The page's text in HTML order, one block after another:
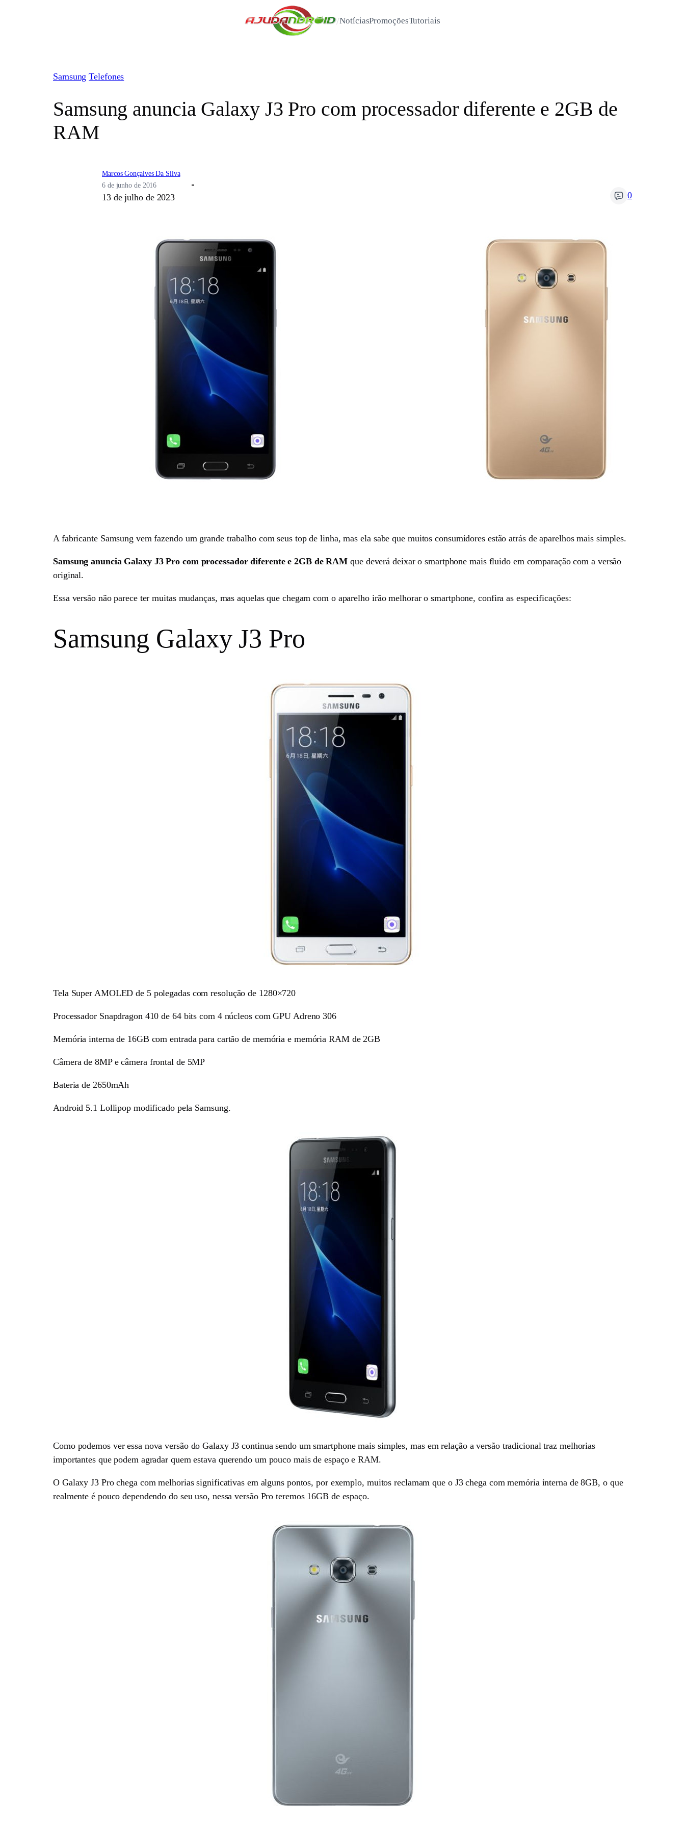
/NotíciasPromoçõesTutoriais
Samsung Telefones
Samsung anuncia Galaxy J3 Pro com processador diferente e 2GB de
RAM
Marcos Gonçalves Da Silva
6 de junho de 2016
13 de julho de 2023 0
A fabricante Samsung vem fazendo um grande trabalho com seus top de linha, mas ela sabe que muitos consumidores estão atrás de aparelhos mais simples.
Samsung anuncia Galaxy J3 Pro com processador diferente e 2GB de RAM que deverá deixar o smartphone mais fluido em comparação com a versão
original.
Essa versão não parece ter muitas mudanças, mas aquelas que chegam com o aparelho irão melhorar o smartphone, confira as especificações:
Samsung Galaxy J3 Pro
Tela Super AMOLED de 5 polegadas com resolução de 1280×720
Processador Snapdragon 410 de 64 bits com 4 núcleos com GPU Adreno 306
Memória interna de 16GB com entrada para cartão de memória e memória RAM de 2GB
Câmera de 8MP e câmera frontal de 5MP
Bateria de 2650mAh
Android 5.1 Lollipop modificado pela Samsung.
Como podemos ver essa nova versão do Galaxy J3 continua sendo um smartphone mais simples, mas em relação a versão tradicional traz melhorias
importantes que podem agradar quem estava querendo um pouco mais de espaço e RAM.
O Galaxy J3 Pro chega com melhorias significativas em alguns pontos, por exemplo, muitos reclamam que o J3 chega com memória interna de 8GB, o que
realmente é pouco dependendo do seu uso, nessa versão Pro teremos 16GB de espaço.